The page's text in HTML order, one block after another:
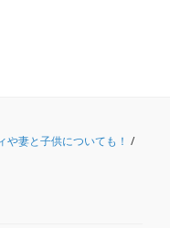
妻と子供についても！ /